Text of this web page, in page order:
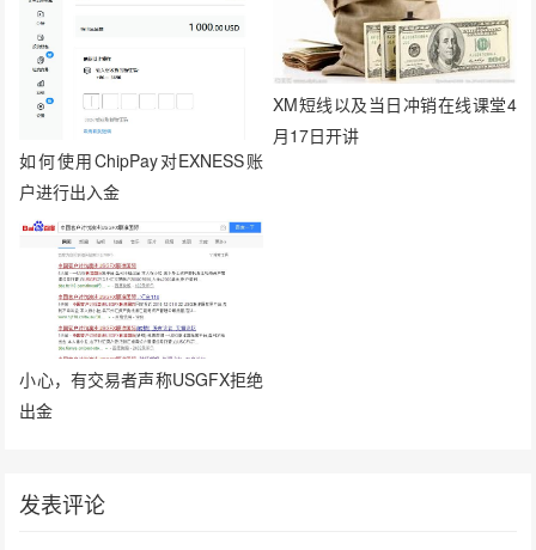
如何使用ChipPay对EXNESS账
户进行出入金
XM短线以及当日冲销在线课堂4
月17日开讲
小心，有交易者声称USGFX拒绝
出金
发表评论